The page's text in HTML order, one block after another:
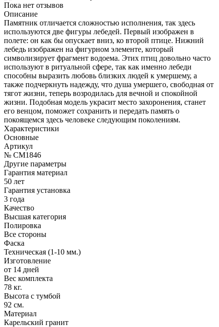
Пока нет отзывов
Описание
Памятник отличается сложностью исполнения, так здесь
используются две фигуры лебедей. Первый изображен в
полете: он как бы опускает вниз, ко второй птице. Нижний
лебедь изображен на фигурном элементе, который
символизирует фрагмент водоема. Этих птиц довольно часто
используют в ритуальной сфере, так как именно лебеди
способны выразить любовь близких людей к умершему, а
также подчеркнуть надежду, что душа умершего, свободная от
тягот жизни, теперь возродилась для вечной и спокойной
жизни. Подобная модель украсит место захоронения, станет
его венцом, поможет сохранить и передать память о
покоящемся здесь человеке следующим поколениям.
Характеристики
Основные
Артикул
№ CM1846
Другие параметры
Гарантия материал
50 лет
Гарантия установка
3 года
Качество
Высшая категория
Полировка
Все стороны
Фаска
Техническая (1-10 мм.)
Изготовление
от 14 дней
Вес комплекта
78 кг.
Высота с тумбой
92 см.
Материал
Карельский гранит